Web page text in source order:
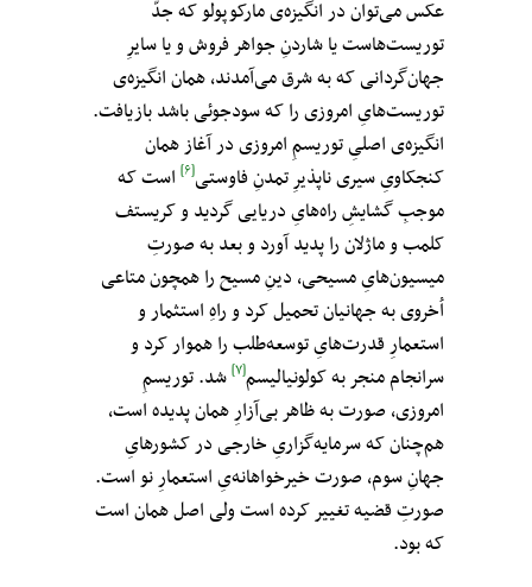
عکس می‌توان در انگیزه‌ی مارکوپولو که جدّ
توریست‌هاست یا شاردنِ جواهر فروش و یا سایرِ
جهان‌گردانی که به شرق می‌آمدند، همان انگیزه‌ی
توریست‌هایِ امروزی را که سودجوئی باشد بازیافت.
انگیزه‌ی اصلیِ توریسمِ امروزی در آغاز همان
کنجکاویِ سیری ناپذیرِ تمدنِ فاوستی[۶] است که
موجبِ گشایشِ راه‌هایِ دریایی گردید و کریستف
کلمب و ماژلان را پدید آورد و بعد به صورتِ
میسیون‌هایِ مسیحی، دینِ مسیح را همچون متاعی
اُخروی به جهانیان تحمیل کرد و راهِ استثمار و
استعمارِ قدرت‌هایِ توسعه‌طلب را هموار کرد و
سرانجام منجر به کولونیالیسم[۷] شد. توریسمِ
امروزی، صورت به ظاهر بی‌آزارِ همان پدیده است،
هم‌چنان که سرمایه‌گزاریِ خارجی در کشور‌هایِ
جهانِ سوم، صورت خیرخواهانه‌یِ استعمارِ نو است.
صورتِ قضیه تغییر کرده است ولی اصل همان است
که بود.